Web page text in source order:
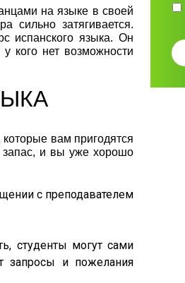
на языке в своей
сильно затягивается.
испанского языка. Он
кого нет возможности
вам пригодятся
запас, и вы уже хорошо
с преподавателем
студенты могут сами
запросы и пожелания